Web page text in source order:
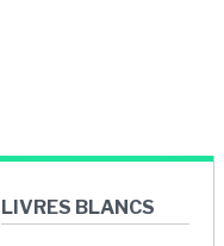
LIVRES BLANCS